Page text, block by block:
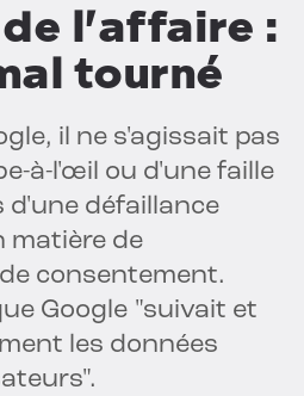
l'affaire :
tourné
il ne s'agissait pas
à-l'œil ou d'une faille
d'une défaillance
matière de
consentement.
Google "suivait et
les données